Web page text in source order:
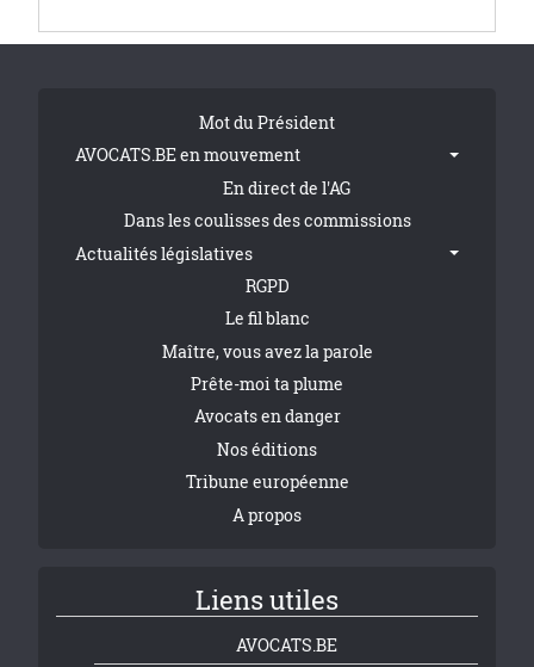
Tribune FooterMot du Président
AVOCATS.BE en mouvement
En direct de l'AG
Dans les coulisses des commissions
Actualités législatives
RGPD
Le fil blanc
Maître, vous avez la parole
Prête-moi ta plume
Avocats en danger
Nos éditions
Tribune européenne
A propos
Liens utiles
AVOCATS.BE